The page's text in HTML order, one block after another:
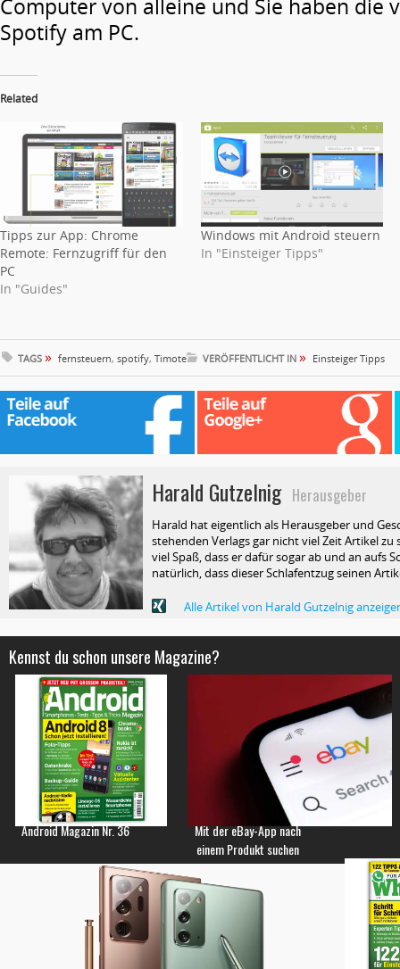
Computer von alleine und Sie haben die
Spotify am PC.
Related
Tipps zur App: Chrome
Remote: Fernzugriff für den
PC
In "Guides"
Windows mit Android steuern
In "Einsteiger Tipps"
TAGS » fernsteuern, spotify, Timote VERÖFFENTLICHT IN » Einsteiger Tipps
Harald GutzelnigHerausgeber
Harald hat eigentlich als Herausgeber und
stehenden Verlags gar nicht viel Zeit Artikel
viel Spaß, dass er dafür sogar ab und an aufs
natürlich, dass dieser Schlafentzug seinen
Alle Artikel von Harald Gutzelnig
Kennst du schon unsere Magazine?
Android Magazin Nr. 36
Mit der eBay-App nach
einem Produkt suchen